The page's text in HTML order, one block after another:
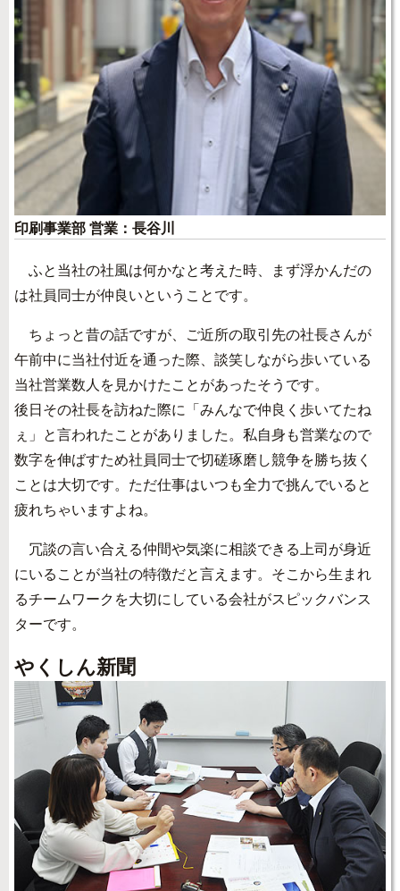
印刷事業部 営業：長谷川
ふと当社の社風は何かなと考えた時、まず浮かんだの
は社員同士が仲良いということです。
ちょっと昔の話ですが、ご近所の取引先の社長さんが
午前中に当社付近を通った際、談笑しながら歩いている
当社営業数人を見かけたことがあったそうです。
後日その社長を訪ねた際に「みんなで仲良く歩いてたね
ぇ」と言われたことがありました。私自身も営業なので
数字を伸ばすため社員同士で切磋琢磨し競争を勝ち抜く
ことは大切です。ただ仕事はいつも全力で挑んでいると
疲れちゃいますよね。
冗談の言い合える仲間や気楽に相談できる上司が身近
にいることが当社の特徴だと言えます。そこから生まれ
るチームワークを大切にしている会社がスピックバンス
ターです。
やくしん新聞